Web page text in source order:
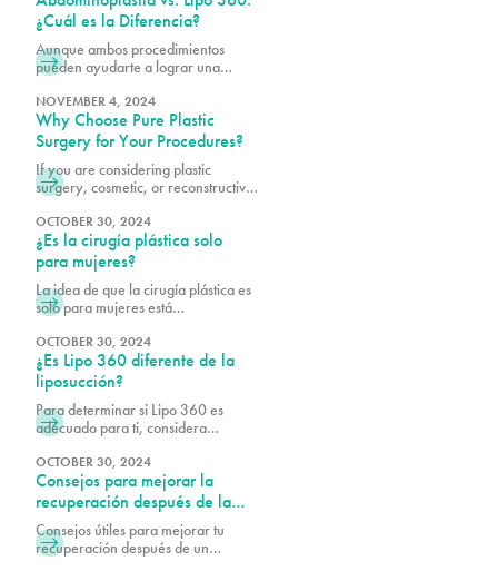
esperar del procedimiento.
¡Transforma tu figura con PURE
Plastic Surgery en Miami, FL!
¿Cuál es la Diferencia?
Aunque ambos procedimientos
pueden ayudarte a lograr una
muchos de nuestros pacientes
quieren saber si son un mejor
candidato para uno o para otro.
NOVEMBER 4, 2024
Why Choose Pure Plastic
Surgery for Your Procedures?
If you are considering plastic
surgery, cosmetic, or reconstructive,
need to have in your doctor. At Pure
Plastic Surgery, we understand the
level of care our patients deserve
and the enormous trust they place in
our hands. That’s why we take a
holistic approach to plastic surgery.
proportions and their desired look in
a visually stunning way to give them
a breathtaking and beautiful result.
OCTOBER 30, 2024
¿Es la cirugía plástica solo
para mujeres?
La idea de que la cirugía plástica es
solo para mujeres está
hombres se están dando cuenta de
los beneficios de los procedimientos
estéticos, tanto quirúrgicos como no
quirúrgicos, para ayudarles a lucir y
sentirse lo mejor posible.
OCTOBER 30, 2024
¿Es Lipo 360 diferente de la
liposucción?
Para determinar si Lipo 360 es
adecuado para ti, considera
Earle, el Dr. Vidal o el Dr. Wegerif
en PURE Plastic Surgery para
explorar tus opciones y
personalizar el procedimiento de
acuerdo con tus necesidades únicas.
OCTOBER 30, 2024
Consejos para mejorar la
recuperación después de la
liposucción
Consejos útiles para mejorar tu
recuperación después de un